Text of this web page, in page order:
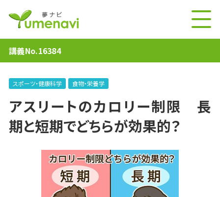
講義No.16384
スポーツ・健康科学 食物・栄養学
アスリートのカロリー制限 長
期と短期でどちらが効果的？